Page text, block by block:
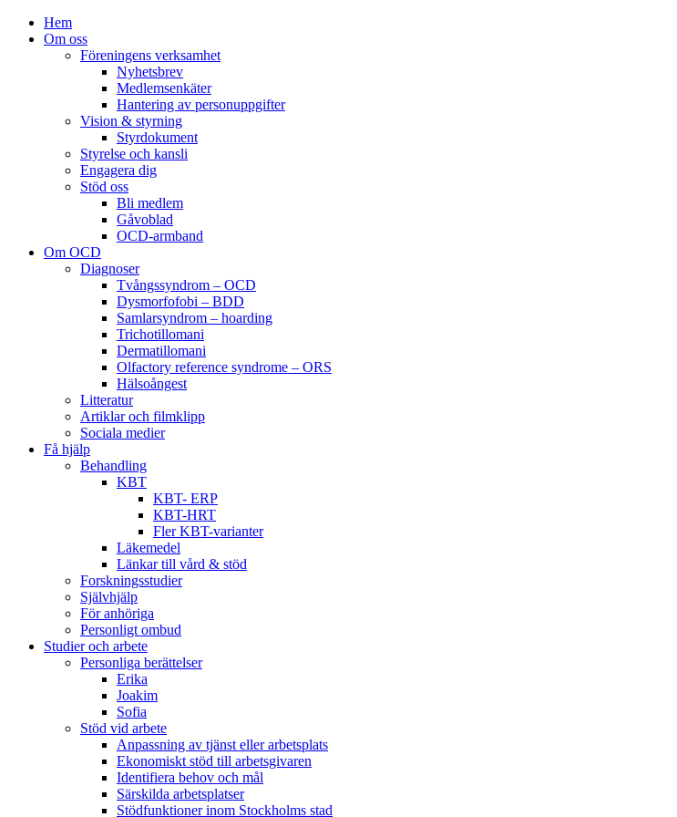
Hem
Om oss
Föreningens verksamhet
Nyhetsbrev
Medlemsenkäter
Hantering av personuppgifter
Vision & styrning
Styrdokument
Styrelse och kansli
Engagera dig
Stöd oss
Bli medlem
Gåvoblad
OCD-armband
Om OCD
Diagnoser
Tvångssyndrom – OCD
Dysmorfofobi – BDD
Samlarsyndrom – hoarding
Trichotillomani
Dermatillomani
Olfactory reference syndrome – ORS
Hälsoångest
Litteratur
Artiklar och filmklipp
Sociala medier
Få hjälp
Behandling
KBT
KBT- ERP
KBT-HRT
Fler KBT-varianter
Läkemedel
Länkar till vård & stöd
Forskningsstudier
Självhjälp
För anhöriga
Personligt ombud
Studier och arbete
Personliga berättelser
Erika
Joakim
Sofia
Stöd vid arbete
Anpassning av tjänst eller arbetsplats
Ekonomiskt stöd till arbetsgivaren
Identifiera behov och mål
Särskilda arbetsplatser
Stödfunktioner inom Stockholms stad